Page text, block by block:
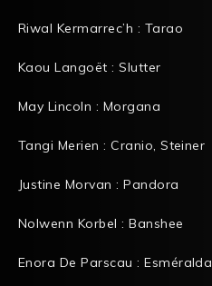
Riwal Kermarrec’h : Tarao
Kaou Langoët : Slutter
May Lincoln : Morgana
Tangi Merien : Cranio, Steiner
Justine Morvan : Pandora
Nolwenn Korbel : Banshee
Enora De Parscau : Esméralda